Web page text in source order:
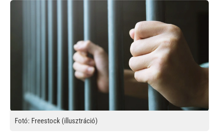
Kép
Fotó: Freestock (illusztráció)